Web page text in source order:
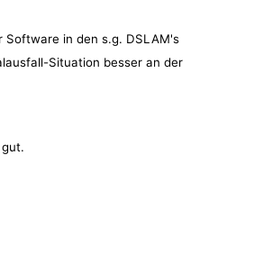
Software in den s.g. DSLAM's
Situation besser an der